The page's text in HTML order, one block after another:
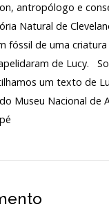
antropólogo e
Natural de
fóssil de uma
de Lucy.
um texto de
Museu Nacional de